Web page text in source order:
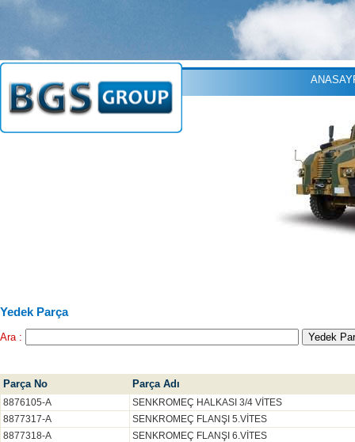
Yedek Parça
Ara :
Parça No Parça Adı
8876105-A
SENKROMEÇ HALKASI 3/4 VİTES
8877317-A
SENKROMEÇ FLANŞI 5.VİTES
8877318-A
SENKROMEÇ FLANŞI 6.VİTES